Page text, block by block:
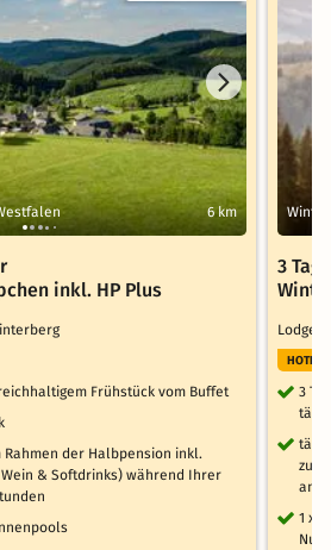
6 km
inkl. HP Plus
Frühstück vom Buffet
der Halbpension inkl.
& Softdrinks) während Ihrer
3
Lodge
3
zum
am
1 x